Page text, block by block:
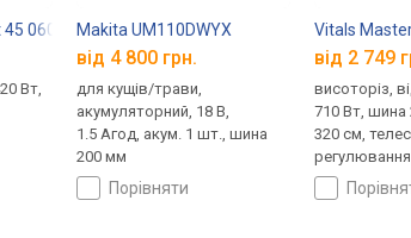
45 0600847A05
Вт,
Makita UM110DWYX
від 4 800 грн.
для кущів/трави,
акумуляторний, 18 В,
1.5 Агод, акум. 1 шт., шина
200 мм
порівняти
Vitals
від 2 749
висоторіз,
710 Вт, шина
320 см,